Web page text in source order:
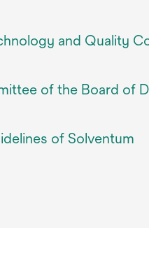
and Quality
of the Board of
of Solventum